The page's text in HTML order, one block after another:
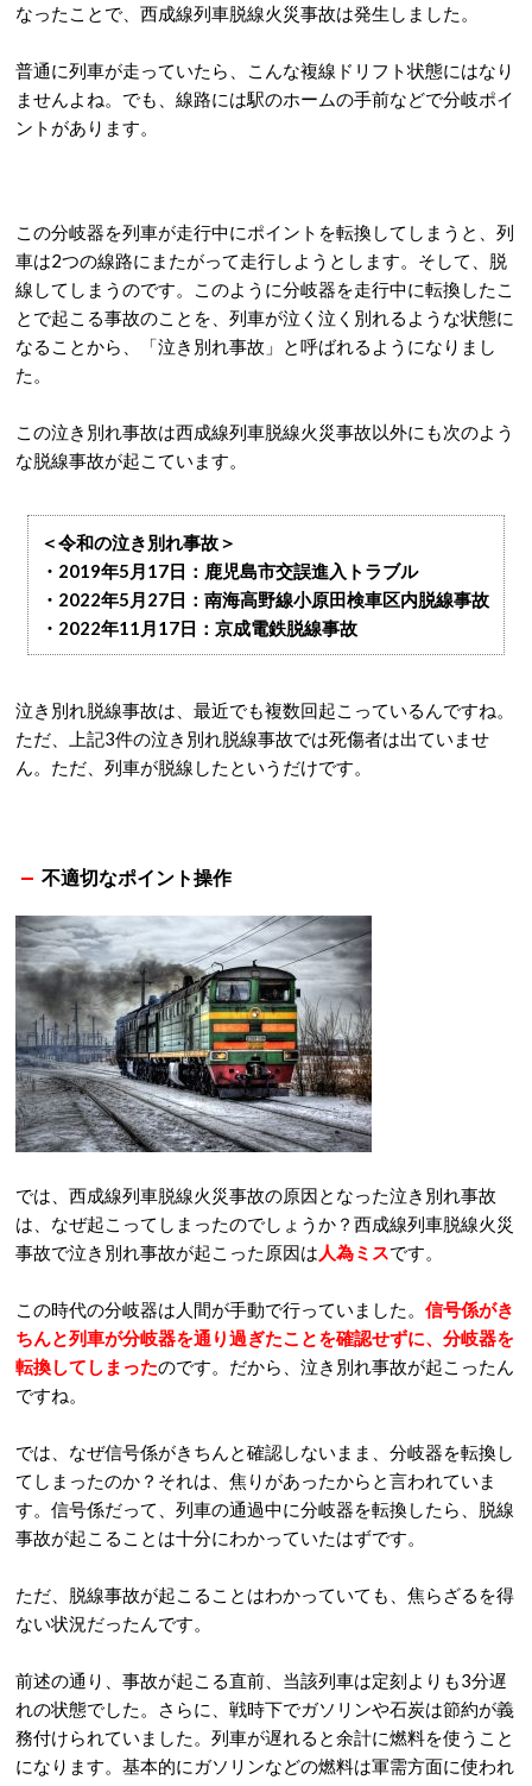
なったことで、西成線列車脱線火災事故は発生しました。
普通に列車が走っていたら、こんな複線ドリフト状態にはなり
ませんよね。でも、線路には駅のホームの手前などで分岐ポイ
ントがあります。
この分岐器を列車が走行中にポイントを転換してしまうと、列
車は2つの線路にまたがって走行しようとします。そして、脱
線してしまうのです。このように分岐器を走行中に転換したこ
とで起こる事故のことを、列車が泣く泣く別れるような状態に
なることから、「泣き別れ事故」と呼ばれるようになりまし
た。
この泣き別れ事故は西成線列車脱線火災事故以外にも次のよう
な脱線事故が起こています。
＜令和の泣き別れ事故＞
・2019年5月17日：鹿児島市交誤進入トラブル
・2022年5月27日：南海高野線小原田検車区内脱線事故
・2022年11月17日：京成電鉄脱線事故
泣き別れ脱線事故は、最近でも複数回起こっているんですね。
ただ、上記3件の泣き別れ脱線事故では死傷者は出ていませ
ん。ただ、列車が脱線したというだけです。
不適切なポイント操作
では、西成線列車脱線火災事故の原因となった泣き別れ事故
は、なぜ起こってしまったのでしょうか？西成線列車脱線火災
事故で泣き別れ事故が起こった原因は 人為ミスです。
この時代の分岐器は人間が手動で行っていました。 信号係がき
ちんと列車が分岐器を通り過ぎたことを確認せずに、分岐器を
転換してしまったのです。だから、泣き別れ事故が起こったん
ですね。
では、なぜ信号係がきちんと確認しないまま、分岐器を転換し
てしまったのか？それは、焦りがあったからと言われていま
す。信号係だって、列車の通過中に分岐器を転換したら、脱線
事故が起こることは十分にわかっていたはずです。
ただ、脱線事故が起こることはわかっていても、焦らざるを得
ない状況だったんです。
前述の通り、事故が起こる直前、当該列車は定刻よりも3分遅
れの状態でした。さらに、戦時下でガソリンや石炭は節約が義
務付けられていました。列車が遅れると余計に燃料を使うこと
になります。基本的にガソリンなどの燃料は軍需方面に使われ